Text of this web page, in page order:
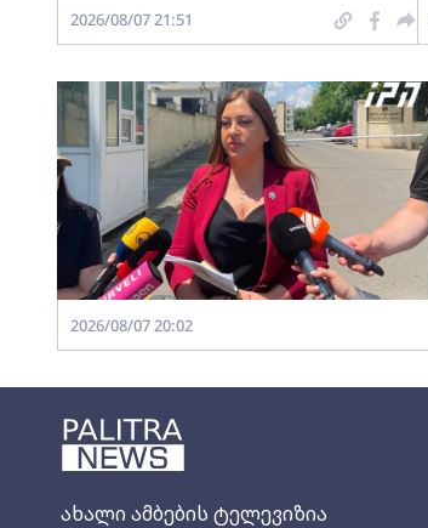
ახალი ამბების ტელევიზია
2026/08/07 21:51
2026/08/07 20:02